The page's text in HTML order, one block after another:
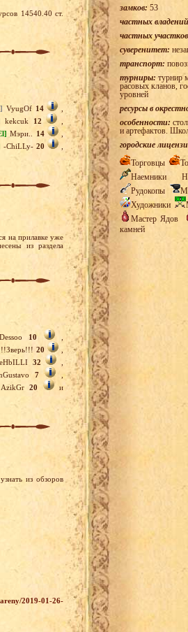
14540.40 ст.
VyugOf 14
kekcuk 12
,
Мэри.. 14
,
-ChiLLy-20
на прилавке уже
из раздела
10
,
20
,
32
,
7
,
AzikGr 20
и
из обзоров
2019-01-26-
замков: 53
частных
частных
суверенитет:
транспорт:
турниры: турнир
расовых кланов,
уровней
ресурсы в
особенности:
и артефактов.
городские
Торговцы
Наемники
Рудокопы
Художники
Мастер Ядов
камней